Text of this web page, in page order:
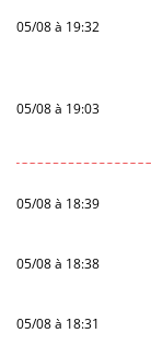
05/08 à 19:32
05/08 à 19:03
05/08 à 18:39
05/08 à 18:38
05/08 à 18:31